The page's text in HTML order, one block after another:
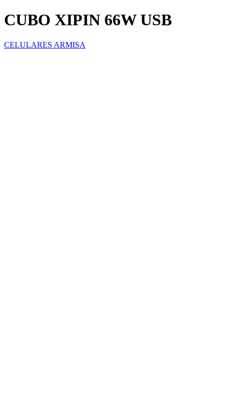
CUBO XIPIN 66W USB
CELULARES ARMISA